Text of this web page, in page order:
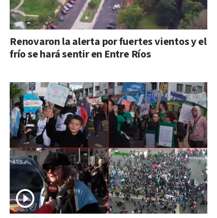
Renovaron la alerta por fuertes vientos y el
frío se hará sentir en Entre Ríos